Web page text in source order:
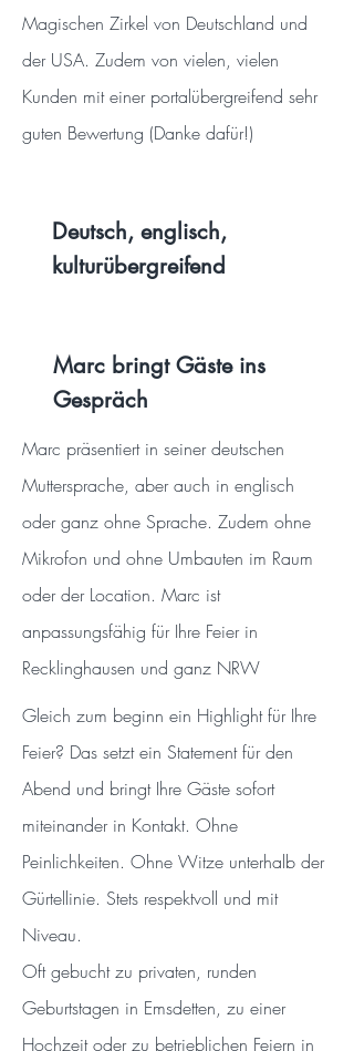
Magischen Zirkel von Deutschland und
der USA. Zudem von vielen, vielen
Kunden mit einer portalübergreifend sehr
guten Bewertung (Danke dafür!)
Deutsch, englisch,
kulturübergreifend
Marc bringt Gäste ins
Gespräch
Marc präsentiert in seiner deutschen
Muttersprache, aber auch in englisch
oder ganz ohne Sprache. Zudem ohne
Mikrofon und ohne Umbauten im Raum
oder der Location. Marc ist
anpassungsfähig für Ihre Feier in
Recklinghausen und ganz NRW
Gleich zum beginn ein Highlight für Ihre
Feier? Das setzt ein Statement für den
Abend und bringt Ihre Gäste sofort
miteinander in Kontakt. Ohne
Peinlichkeiten. Ohne Witze unterhalb der
Gürtellinie. Stets respektvoll und mit
Niveau.
Oft gebucht zu privaten, runden
Geburtstagen in Emsdetten, zu einer
Hochzeit oder zu betrieblichen Feiern in